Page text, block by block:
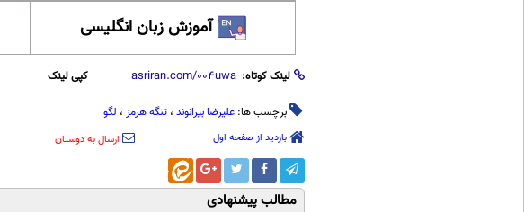
آموزش زبان انگلیسی
لینک کوتاه: کپی لینک
برچسب ها: علیرضا بیرانوند ، تنگه هرمز ، لگو
بازدید از صفحه اول ارسال به دوستان
مطالب پیشنهادی